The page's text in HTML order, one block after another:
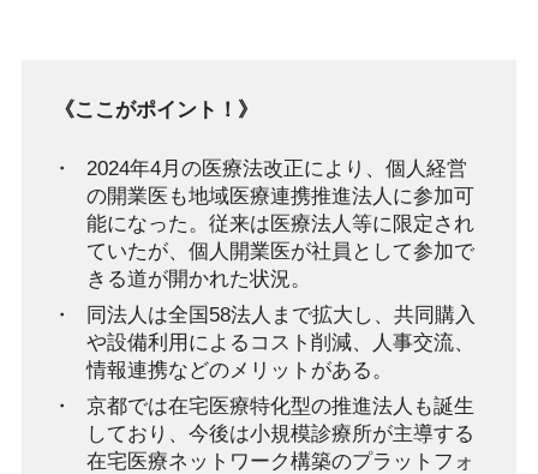
《ここがポイント！》
2024年4月の医療法改正により、個人経営
の開業医も地域医療連携推進法人に参加可
能になった。従来は医療法人等に限定され
ていたが、個人開業医が社員として参加で
きる道が開かれた状況。
同法人は全国58法人まで拡大し、共同購入
や設備利用によるコスト削減、人事交流、
情報連携などのメリットがある。
京都では在宅医療特化型の推進法人も誕生
しており、今後は小規模診療所が主導する
在宅医療ネットワーク構築のプラットフォ